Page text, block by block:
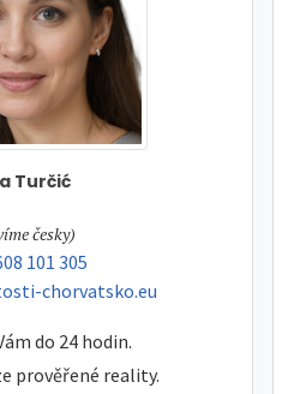
Turčić
česky)
101 305
chorvatsko.eu
do 24 hodin.
prověřené reality.